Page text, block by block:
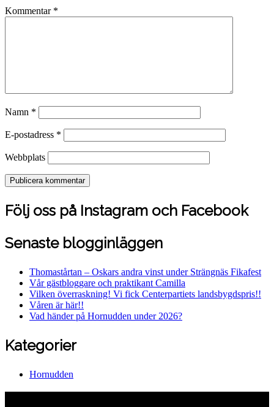
Kommentar *
Namn *
E-postadress *
Webbplats
Följ oss på Instagram och Facebook
Senaste blogginläggen
Thomastårtan – Oskars andra vinst under Strängnäs Fikafest
Vår gästbloggare och praktikant Camilla
Vilken överraskning! Vi fick Centerpartiets landsbygdspris!!
Våren är här!!
Vad händer på Hornudden under 2026?
Kategorier
Hornudden